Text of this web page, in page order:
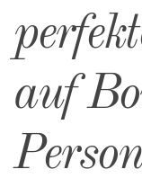
auf